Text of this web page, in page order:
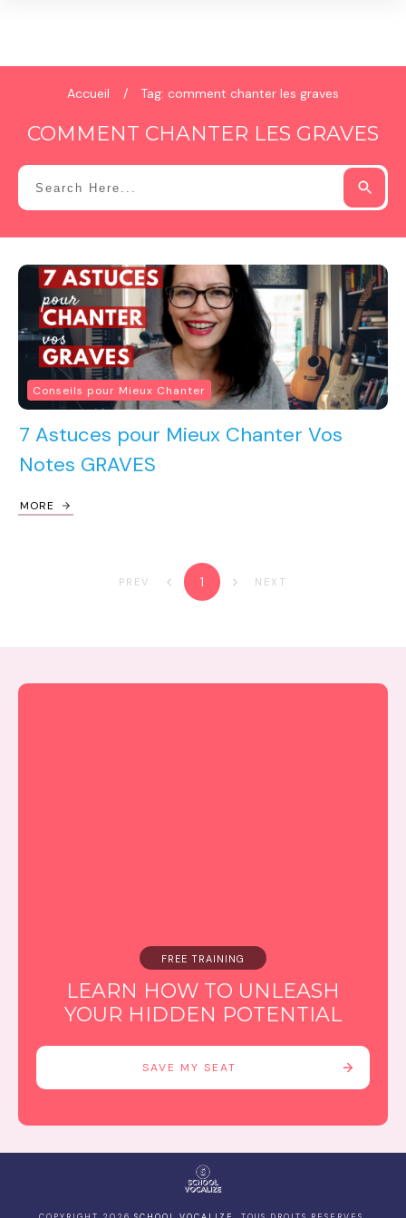
Accueil / Tag: comment chanter les graves
COMMENT CHANTER LES GRAVES
Conseils pour Mieux Chanter
7 Astuces pour Mieux Chanter Vos
Notes GRAVES
MORE
PREV 1 NEXT
FREE TRAINING
LEARN HOW TO UNLEASH
YOUR HIDDEN POTENTIAL
SAVE MY SEAT